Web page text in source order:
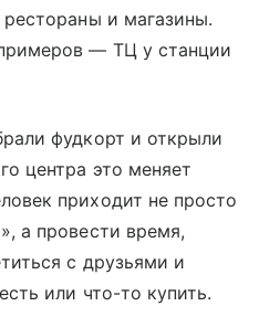
рестораны и магазины.
— ТЦ у станции
фудкорт и открыли
центра это меняет
приходит не просто
а провести время,
с друзьями и
или что-то купить.